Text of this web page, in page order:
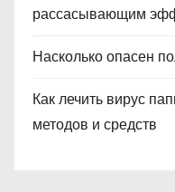
рассасывающим
Насколько опасен
Как лечить вирус
методов и средств